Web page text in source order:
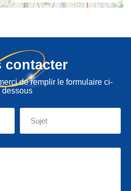
contacter
de remplir le formulaire ci-
dessous